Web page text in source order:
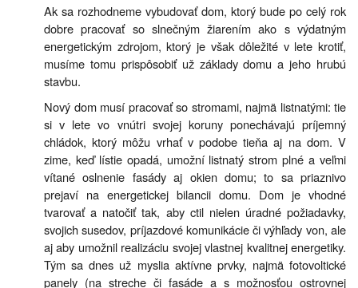
Ak sa rozhodneme vybudovať dom, ktorý bude po celý rok
dobre pracovať so slnečným žiarením ako s výdatným
energetickým zdrojom, ktorý je však dôležité v lete krotiť,
musíme tomu prispôsobiť už základy domu a jeho hrubú
stavbu.
Nový dom musí pracovať so stromami, najmä listnatými: tie
si v lete vo vnútri svojej koruny ponechávajú príjemný
chládok, ktorý môžu vrhať v podobe tieňa aj na dom. V
zime, keď lístie opadá, umožní listnatý strom plné a veľmi
vítané oslnenie fasády aj okien domu; to sa priaznivo
prejaví na energetickej bilancii domu. Dom je vhodné
tvarovať a natočiť tak, aby ctil nielen úradné požiadavky,
svojich susedov, príjazdové komunikácie či výhľady von, ale
aj aby umožnil realizáciu svojej vlastnej kvalitnej energetiky.
Tým sa dnes už myslia aktívne prvky, najmä fotovoltické
panely (na streche či fasáde a s možnosťou ostrovnej